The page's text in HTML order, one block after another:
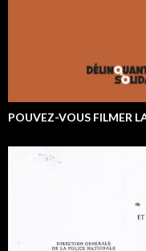
POUVEZ-VOUS FILMER